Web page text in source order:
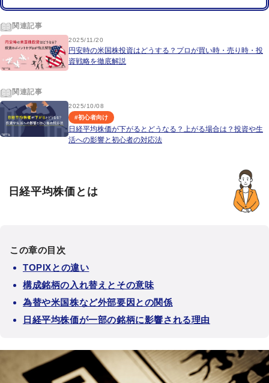
関連記事
2025/11/20
円安時の米国株投資はどうする？プロが買い時・売り時・投
資戦略を徹底解説
関連記事
2025/10/08
#初心者向け
日経平均株価が下がるとどうなる？上がる場合は？投資や生
活への影響と初心者の対応法
日経平均株価とは
この章の目次
TOPIXとの違い
構成銘柄の入れ替えとその意味
為替や米国株など外部要因との関係
日経平均株価が一部の銘柄に影響される理由